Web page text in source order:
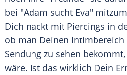
bei "Adam sucht Eva"
Dich nackt mit Piercings in
ob man Deinen
Sendung zu sehen
wäre. Ist das wirklich Dein